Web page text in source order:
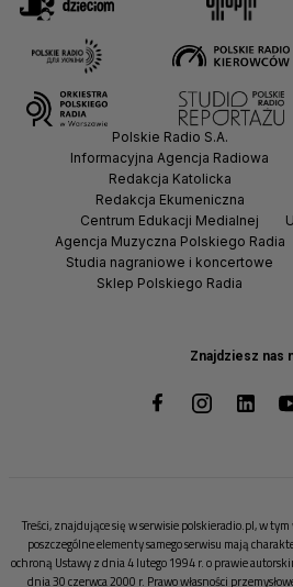
Znajdziesz nas
Polskie Radio S.A.
Informacyjna Agencja Radiowa
Redakcja Katolicka
Redakcja Ekumeniczna
Centrum Edukacji Medialnej
Agencja Muzyczna Polskiego Radia
Studia nagraniowe i koncertowe
Sklep Polskiego Radia
Treści, znajdujące się w serwisie polskieradio.pl, w
poszczególne elementy samego serwisu mają
ochroną Ustawy z dnia 4 lutego 1994 r. o prawie
dnia 30 czerwca 2000 r. Prawo własności